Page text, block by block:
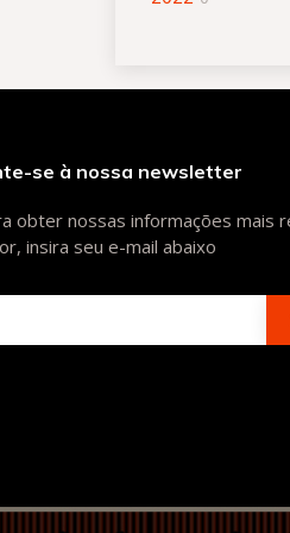
se à nossa newsletter
obter nossas informações mais
insira seu e-mail abaixo